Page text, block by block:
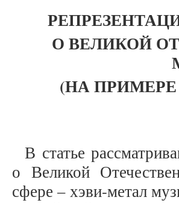
О ВЕЛИКОЙ
(НА ПРИМЕРЕ
В статье
о Великой
сфере – хэви-метал